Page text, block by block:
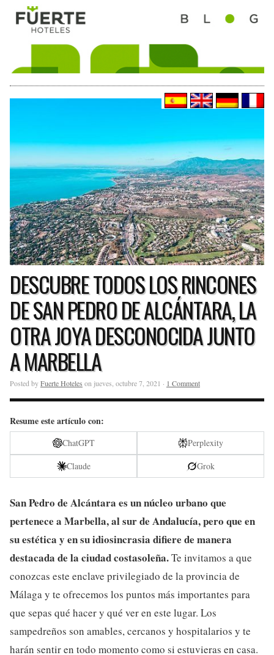
DESCUBRE TODOS LOS RINCONES
DE SAN PEDRO DE ALCÁNTARA, LA
OTRA JOYA DESCONOCIDA JUNTO
A MARBELLA
Posted byFuerte Hoteles on jueves, octubre 7, 2021 · 1 Comment
Resume este artículo con:
ChatGPT
Perplexity
Claude
Grok
San Pedro de Alcántara es un núcleo urbano que
pertenece a Marbella, al sur de Andalucía, pero que en
su estética y en su idiosincrasia difiere de manera
destacada de la ciudad costasoleña.Te invitamos a que
conozcas este enclave privilegiado de la provincia de
Málaga y te ofrecemos los puntos más importantes para
que sepas qué hacer y qué ver en este lugar. Los
sampedreños son amables, cercanos y hospitalarios y te
harán sentir en todo momento como si estuvieras en casa.